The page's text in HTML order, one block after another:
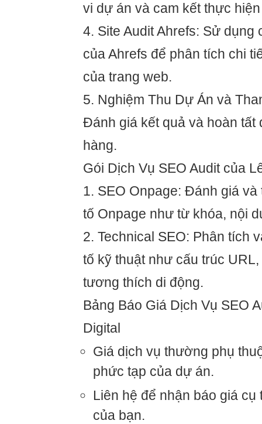
vi dự án và cam kết thực
4. Site Audit Ahrefs: Sử dụng
của Ahrefs để phân tích chi
của trang web.
5. Nghiệm Thu Dự Án và
Đánh giá kết quả và hoàn tất
hàng.
Gói Dịch Vụ SEO Audit của
1. SEO Onpage: Đánh giá
tố Onpage như từ khóa, nội
2. Technical SEO: Phân tích
tố kỹ thuật như cấu trúc
tương thích di động.
Bảng Báo Giá Dịch Vụ SEO
Digital
Giá dịch vụ thường phụ
phức tạp của dự án.
Liên hệ để nhận báo giá cụ
của bạn.